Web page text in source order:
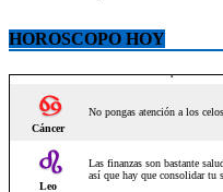
HOROSCOPO HOY